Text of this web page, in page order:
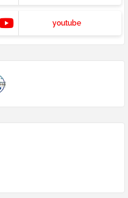
youtube